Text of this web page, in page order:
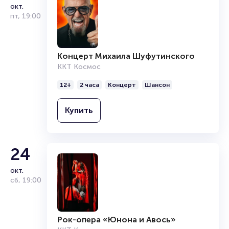
окт.
пт, 19:00
Концерт Михаила Шуфутинского
ККТ Космос
12+ 2 часа Концерт Шансон
Купить
24
окт.
сб, 19:00
Рок-опера «Юнона и Авось»